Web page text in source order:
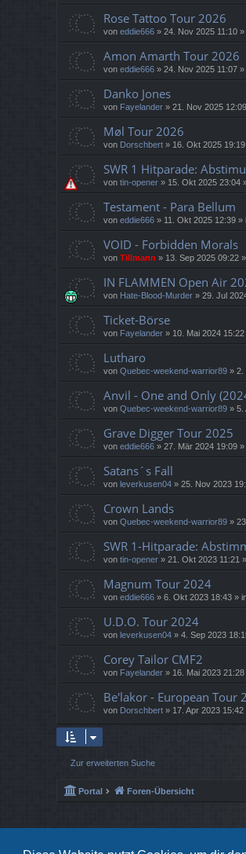
Rose Tattoo Tour 2026
von eddie666 » 24. Nov 2025 11:10 »
Amon Amarth Tour 2026
von eddie666 » 24. Nov 2025 11:07 »
Danko Jones
von Fayelander » 21. Nov 2025 12:09
Møl Tour 2026
von Dorschbert » 16. Okt 2025 19:19
SWR 1 Hitparade:
von tin-opener » 15. Okt 2025 23:04
Testament - Para Bellum
von eddie666 » 11. Okt 2025 12:39 »
VOID - Forbidden Morals
von Tillmann » 13. Sep 2025 09:22
IN FLAMMEN Open Air
von Hate-Blood-Murder » 29. Jul
Ticket-Börse
von Fayelander » 10. Mai 2024 15:22
Lutharo
von Quebec-weekend-warrior89 » 2.
Anvil - One and Only
von Quebec-weekend-warrior89 » 5.
Grave Digger Tour 2025
von eddie666 » 27. Mär 2024 19:09 »
Satans´s Fall
von leverkusen04 » 25. Nov 2023
Crown Lands
von Quebec-weekend-warrior89 »
SWR 1-Hitparade:
von tin-opener » 21. Okt 2023 11:21
Magnum Tour 2024
von eddie666 » 6. Okt 2023 18:43 »
U.D.O. Tour 2024
von leverkusen04 » 4. Sep 2023
Corey Tailor CMF2
von Fayelander » 16. Mai 2023 21:28
Be'lakor - European Tour
von Dorschbert » 17. Apr 2023 15:42
Zur erweiterten Suche
Portal Foren-Übersicht